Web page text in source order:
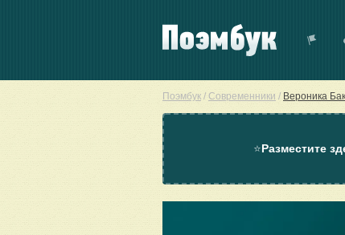
Поэмбук / Современники / Вероника
⭐Разместите